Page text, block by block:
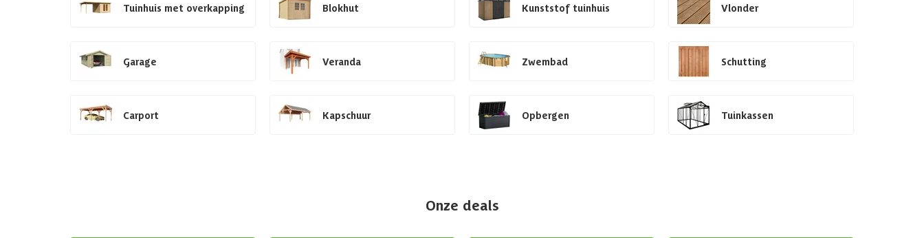
Tuinhuis met overkapping Blokhut Kunststof tuinhuis Vlonder
Garage Veranda Zwembad Schutting
Carport Kapschuur Opbergen Tuinkassen
Onze deals